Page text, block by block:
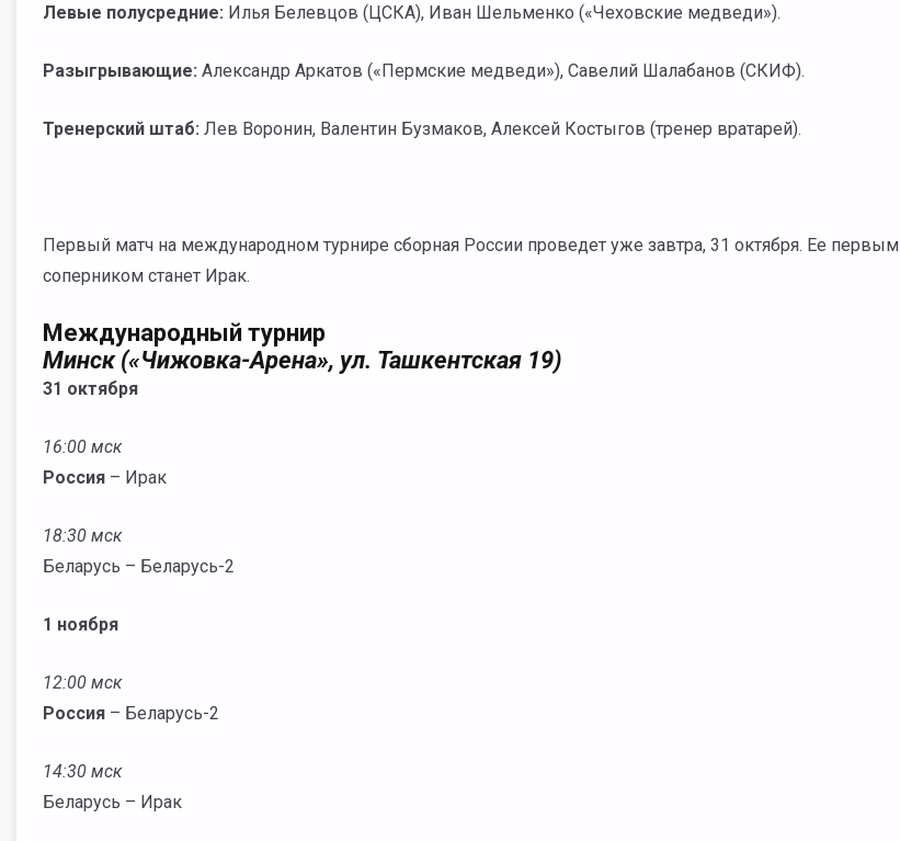
Левые полусредние: Илья Белевцов (ЦСКА), Иван Шельменко («Чеховские медведи»).
Разыгрывающие: Александр Аркатов («Пермские медведи»), Савелий Шалабанов (СКИФ).
Тренерский штаб: Лев Воронин, Валентин Бузмаков, Алексей Костыгов (тренер вратарей).
Первый матч на международном турнире сборная России проведет уже завтра, 31 октября. Ее первым
соперником станет Ирак.
Международный турнир
Минск («Чижовка-Арена», ул. Ташкентская 19)
31 октября
16:00 мск
Россия – Ирак
18:30 мск
Беларусь – Беларусь-2
1 ноября
12:00 мск
Россия – Беларусь-2
14:30 мск
Беларусь – Ирак